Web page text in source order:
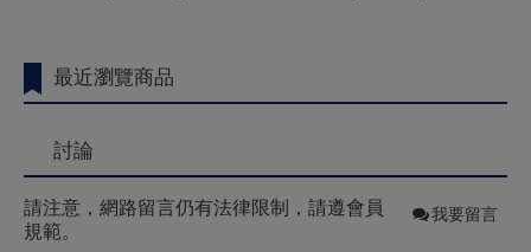
最近瀏覽商品
討論
請注意，網路留言仍有法律限制，請遵會員
規範。
我要留言